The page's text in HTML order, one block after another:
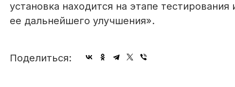
установка находится на этапе
ее дальнейшего улучшения».
Поделиться: